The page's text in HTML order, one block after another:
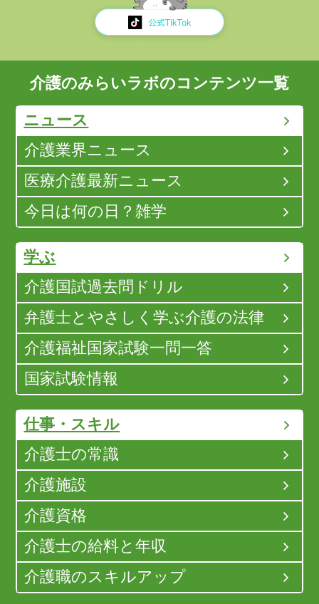
介護のみらいラボのコンテンツ一覧
ニュース
介護業界ニュース
医療介護最新ニュース
今日は何の日？雑学
学ぶ
介護国試過去問ドリル
弁護士とやさしく学ぶ介護の法律
介護福祉国家試験一問一答
国家試験情報
仕事・スキル
介護士の常識
介護施設
介護資格
介護士の給料と年収
介護職のスキルアップ